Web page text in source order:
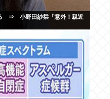
る ⇒ 小野田紗栞「意外！親近